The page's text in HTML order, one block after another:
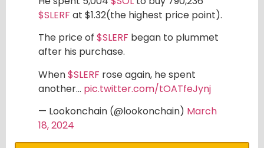
$SLERF at $1.32(the highest price point).
The price of $SLERF began to plummet
after his purchase.
When$SLERF rose again, he spent
another… pic.twitter.com/tOATfeJynj
— Lookonchain (@lookonchain) March
18, 2024